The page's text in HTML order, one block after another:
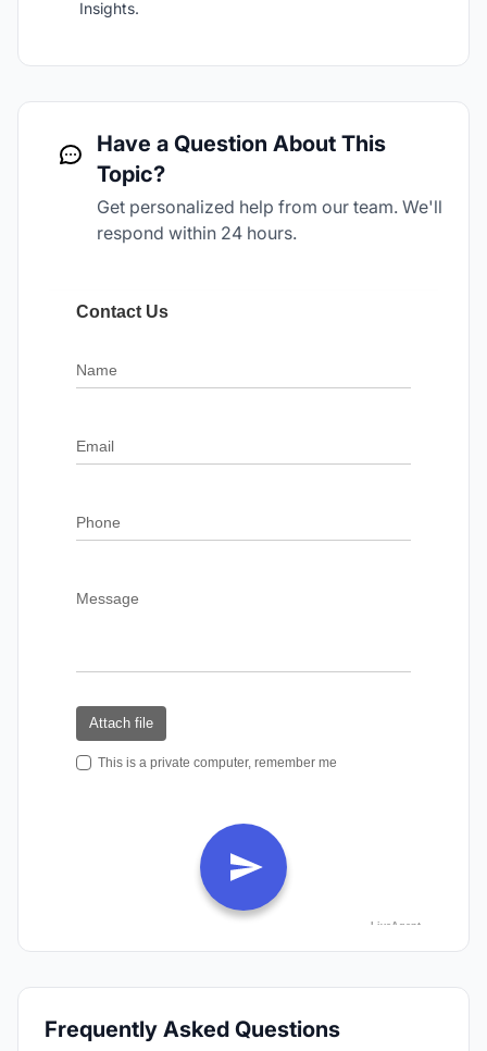
Insights.
Have a Question About This
Topic?
Get personalized help from our team. We'll
respond within 24 hours.
Frequently Asked Questions